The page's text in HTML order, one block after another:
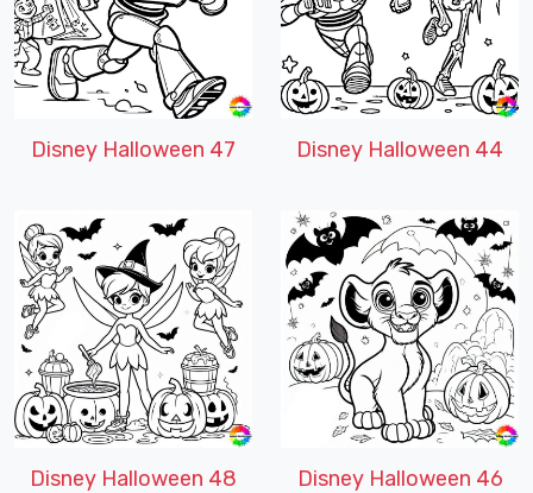
Disney Halloween 47 Disney Halloween 44
Disney Halloween 48 Disney Halloween 46